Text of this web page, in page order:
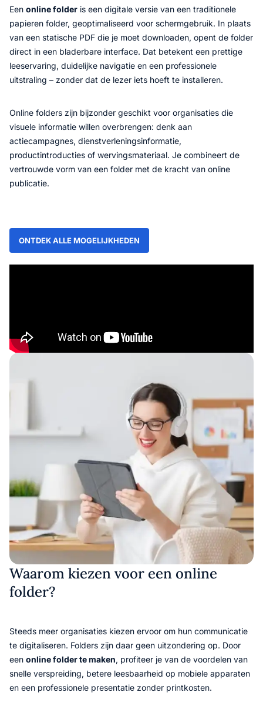
Een online folder is een digitale versie van een traditionele
papieren folder, geoptimaliseerd voor schermgebruik. In plaats
van een statische PDF die je moet downloaden, opent de folder
direct in een bladerbare interface. Dat betekent een prettige
leeservaring, duidelijke navigatie en een professionele
uitstraling – zonder dat de lezer iets hoeft te installeren.
Online folders zijn bijzonder geschikt voor organisaties die
visuele informatie willen overbrengen: denk aan
actiecampagnes, dienstverleningsinformatie,
productintroducties of wervingsmateriaal. Je combineert de
vertrouwde vorm van een folder met de kracht van online
publicatie.
ONTDEK ALLE MOGELIJKHEDEN
Waarom kiezen voor een online
folder?
Steeds meer organisaties kiezen ervoor om hun communicatie
te digitaliseren. Folders zijn daar geen uitzondering op. Door
een online folder te maken, profiteer je van de voordelen van
snelle verspreiding, betere leesbaarheid op mobiele apparaten
en een professionele presentatie zonder printkosten.